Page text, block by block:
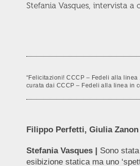
Stefania Vasques, intervista
“Felicitazioni! CCCP – Fedeli alla
curata dai CCCP – Fedeli alla linea in
Filippo Perfetti, Giulia Zanon
Stefania Vasques | Sono
esibizione statica ma uno